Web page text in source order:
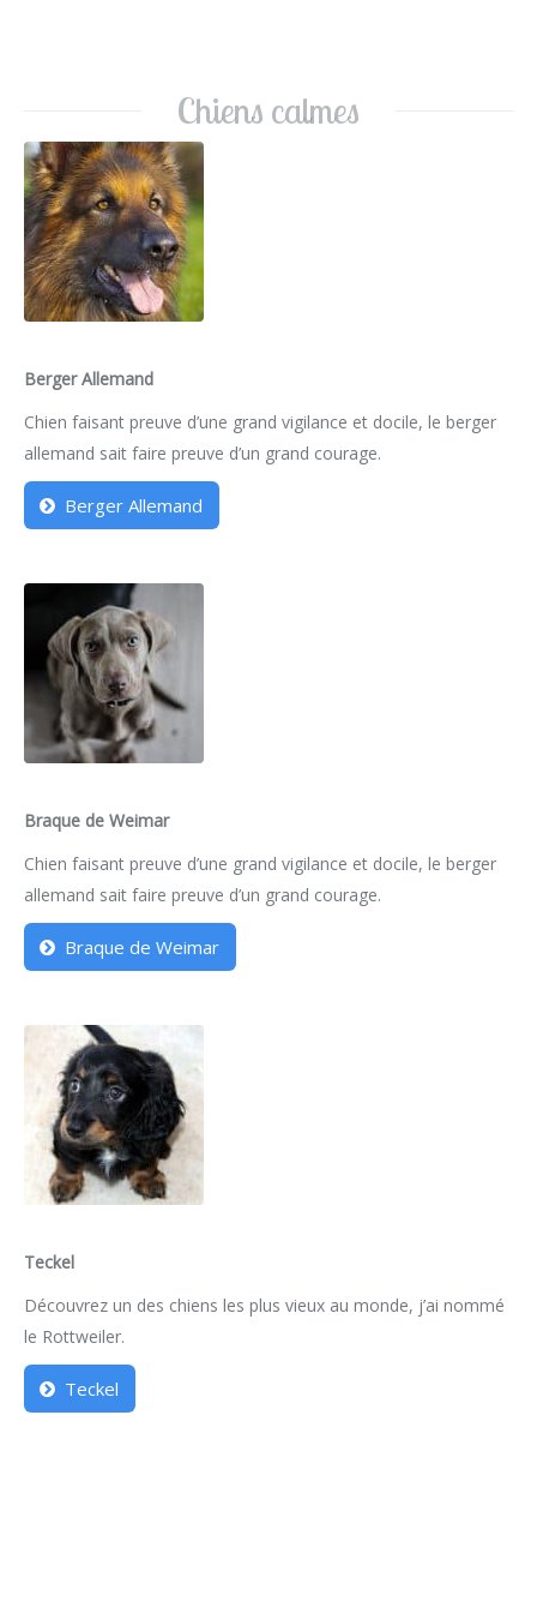
Chiens calmes
Berger Allemand
Chien faisant preuve d’une grand vigilance et docile, le berger
allemand sait faire preuve d’un grand courage.
Berger Allemand
Braque de Weimar
Chien faisant preuve d’une grand vigilance et docile, le berger
allemand sait faire preuve d’un grand courage.
Braque de Weimar
Teckel
Découvrez un des chiens les plus vieux au monde, j’ai nommé
le Rottweiler.
Teckel